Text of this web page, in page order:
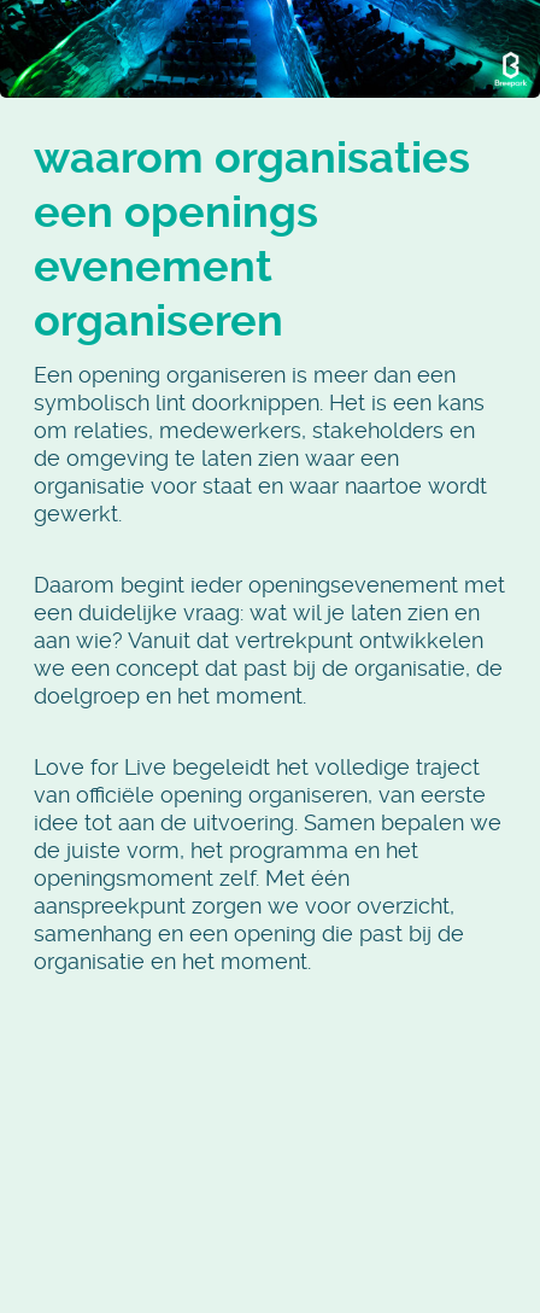
waarom organisaties
een openings
evenement
organiseren
Een opening organiseren is meer dan een
symbolisch lint doorknippen. Het is een kans
om relaties, medewerkers, stakeholders en
de omgeving te laten zien waar een
organisatie voor staat en waar naartoe wordt
gewerkt.
Daarom begint ieder openingsevenement met
een duidelijke vraag: wat wil je laten zien en
aan wie? Vanuit dat vertrekpunt ontwikkelen
we een concept dat past bij de organisatie, de
doelgroep en het moment.
Love for Live begeleidt het volledige traject
van officiële opening organiseren, van eerste
idee tot aan de uitvoering. Samen bepalen we
de juiste vorm, het programma en het
openingsmoment zelf. Met één
aanspreekpunt zorgen we voor overzicht,
samenhang en een opening die past bij de
organisatie en het moment.